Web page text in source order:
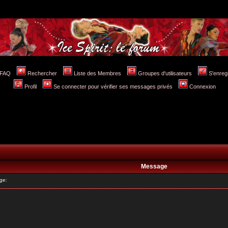
FAQ Rechercher Liste des Membres Groupes d'utilisateurs
Profil Se connecter pour vérifier ses messages privés Connexion
Message